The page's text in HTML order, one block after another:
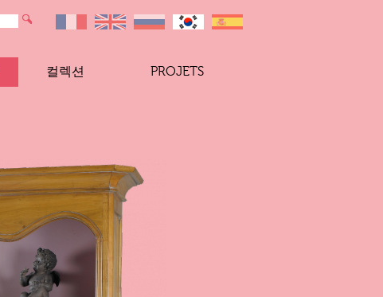
컬렉션 PROJETS